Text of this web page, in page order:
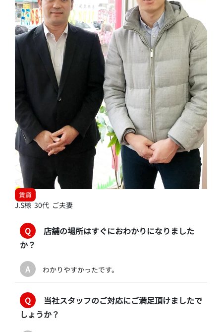
賃貸
J.S様 30代 ご夫妻
Q
店舗の場所はすぐにおわかりになりました
か？
A わかりやすかったです。
Q
当社スタッフのご対応にご満足頂けましたで
しょうか？